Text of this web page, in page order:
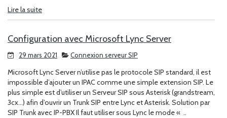
Lire la suite
Configuration avec Microsoft Lync Server
29 mars 2021 Connexion serveur SIP
Microsoft Lync Server n’utilise pas le protocole SIP standard, il est
impossible d’ajouter un IPAC comme une simple extension SIP. Le
plus simple est d’utiliser un Serveur SIP sous Asterisk (grandstream,
3cx…) afin d’ouvrir un Trunk SIP entre Lync et Asterisk. Solution par
SIP Trunk avec IP-PBX Il faut utiliser sous Lync le mode « ..